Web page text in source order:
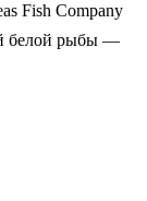
Fish Company
белой рыбы —